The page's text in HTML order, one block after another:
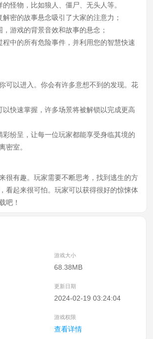
怪物，比如狼人、僵尸、无头人等。
密的故事悬念吸引了大家的注意力；
游戏的背景音效和故事的悬念；
程中的所有危险事件，并利用您的智慧快速
可以进入。你会有许多意想不到的发现。花
以快速掌握，许多场景将被解锁以完成更高
彩纷呈，让每一位玩家都能享受身临其境的
密室。
很有趣。玩家需要不断思考，找到逃生的方
看起来很可怕。玩家可以获得很好的惊悚体
吧！
游戏大小
68.38MB
更新日期
2024-02-19 03:24:04
游戏权限
查看详情